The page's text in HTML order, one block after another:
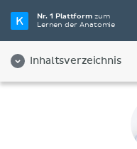
Nr. 1 Plattformzum
Lernen der Anatomie
Inhaltsverzeichnis